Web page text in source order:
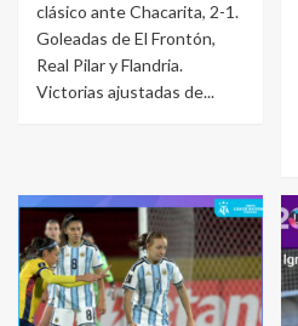
clásico ante Chacarita, 2-1.
Goleadas de El Frontón,
Real Pilar y Flandria.
Victorias ajustadas de...